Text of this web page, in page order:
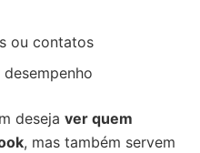
ou contatos
deseja ver quem
, mas também servem